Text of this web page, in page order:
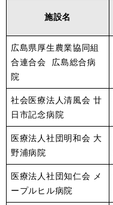
施設名
広島県厚生農業協同組
合連合会 広島総合病
院
社会医療法人清風会 廿
日市記念病院
医療法人社団明和会 大
野浦病院
医療法人社団知仁会 メ
ープルヒル病院